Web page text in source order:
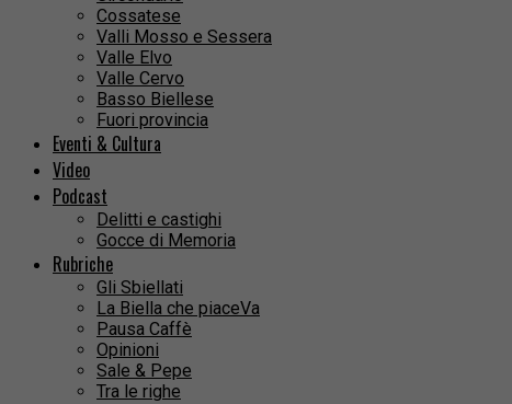
Cossatese
Valli Mosso e Sessera
Valle Elvo
Valle Cervo
Basso Biellese
Fuori provincia
Eventi & Cultura
Video
Podcast
Delitti e castighi
Gocce di Memoria
Rubriche
Gli Sbiellati
La Biella che piaceVa
Pausa Caffè
Opinioni
Sale & Pepe
Tra le righe